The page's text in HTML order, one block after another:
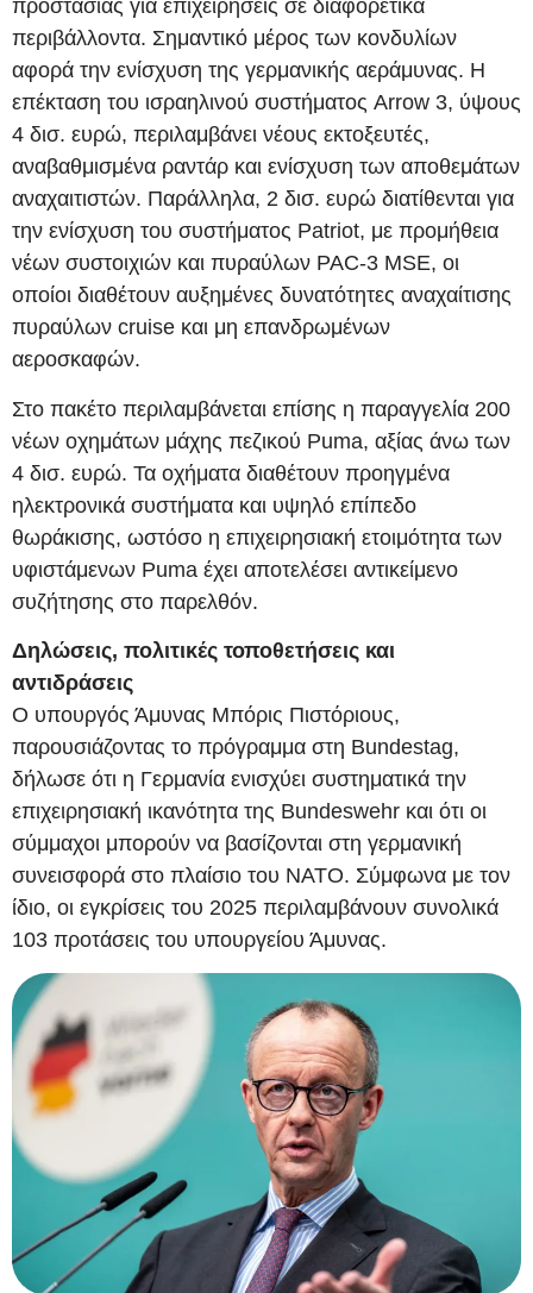
προστασίας για επιχειρήσεις σε διαφορετικά
περιβάλλοντα. Σημαντικό μέρος των κονδυλίων
αφορά την ενίσχυση της γερμανικής αεράμυνας. Η
επέκταση του ισραηλινού συστήματος Arrow 3, ύψους
4 δισ. ευρώ, περιλαμβάνει νέους εκτοξευτές,
αναβαθμισμένα ραντάρ και ενίσχυση των αποθεμάτων
αναχαιτιστών. Παράλληλα, 2 δισ. ευρώ διατίθενται για
την ενίσχυση του συστήματος Patriot, με προμήθεια
νέων συστοιχιών και πυραύλων PAC‑3 MSE, οι
οποίοι διαθέτουν αυξημένες δυνατότητες αναχαίτισης
πυραύλων cruise και μη επανδρωμένων
αεροσκαφών.
Στο πακέτο περιλαμβάνεται επίσης η παραγγελία 200
νέων οχημάτων μάχης πεζικού Puma, αξίας άνω των
4 δισ. ευρώ. Τα οχήματα διαθέτουν προηγμένα
ηλεκτρονικά συστήματα και υψηλό επίπεδο
θωράκισης, ωστόσο η επιχειρησιακή ετοιμότητα των
υφιστάμενων Puma έχει αποτελέσει αντικείμενο
συζήτησης στο παρελθόν.
Δηλώσεις, πολιτικές τοποθετήσεις και
αντιδράσεις
Ο υπουργός Άμυνας Μπόρις Πιστόριους,
παρουσιάζοντας το πρόγραμμα στη Bundestag,
δήλωσε ότι η Γερμανία ενισχύει συστηματικά την
επιχειρησιακή ικανότητα της Bundeswehr και ότι οι
σύμμαχοι μπορούν να βασίζονται στη γερμανική
συνεισφορά στο πλαίσιο του ΝΑΤΟ. Σύμφωνα με τον
ίδιο, οι εγκρίσεις του 2025 περιλαμβάνουν συνολικά
103 προτάσεις του υπουργείου Άμυνας.